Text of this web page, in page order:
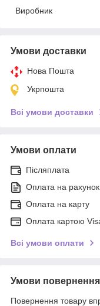
Виробник
Умови доставки
Нова Пошта
Укрпошта
Всі умови доставки
Умови оплати
Післяплата
Оплата на рахунок
Оплата на карту
Оплата картою
Всі умови оплати
Умови повернення
Повернення товару